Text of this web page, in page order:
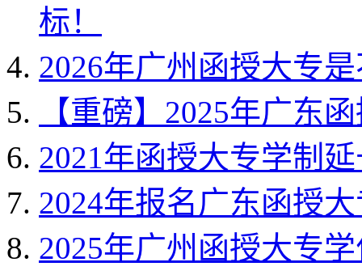
标！
2026年广州函授大专
【重磅】2025年广东
2021年函授大专学制
2024年报名广东函授
2025年广州函授大专